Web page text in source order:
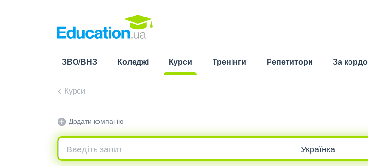
ЗВО/ВНЗ Коледжі
Курси
Тренінги Репетитори За
Курси
Додати компанію